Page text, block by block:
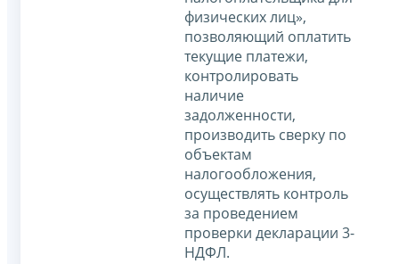
физических лиц»,
позволяющий оплатить
текущие платежи,
контролировать
наличие
задолженности,
производить сверку по
объектам
налогообложения,
осуществлять контроль
за проведением
проверки декларации 3-
НДФЛ.